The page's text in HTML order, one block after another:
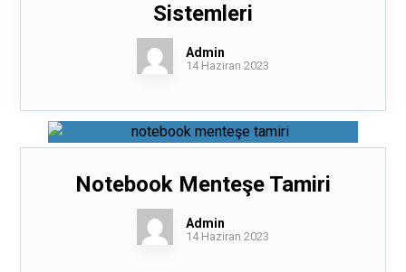
Sistemleri
Admin
14 Haziran 2023
Notebook Menteşe Tamiri
Admin
14 Haziran 2023